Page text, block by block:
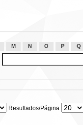
M N O P Q
Resultados/Página